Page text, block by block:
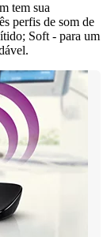
tem sua
perfis de som de
Soft - para um